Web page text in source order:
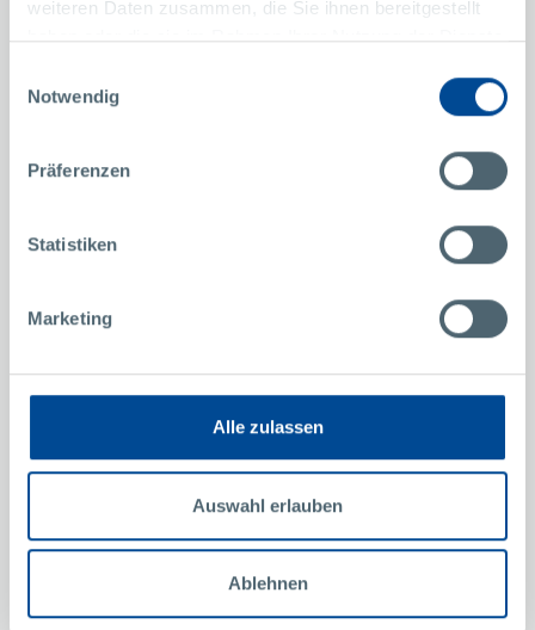
weiteren Daten zusammen, die Sie ihnen bereitgestellt
haben oder die sie im Rahmen Ihrer Nutzung der Dienste
Notwendig
Präferenzen
Statistiken
Marketing
Alle zulassen
Auswahl erlauben
Ablehnen